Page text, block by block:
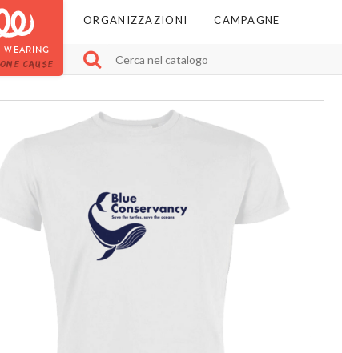
WEARING
CAUSE
ORGANIZZAZIONI CAMPAGNE